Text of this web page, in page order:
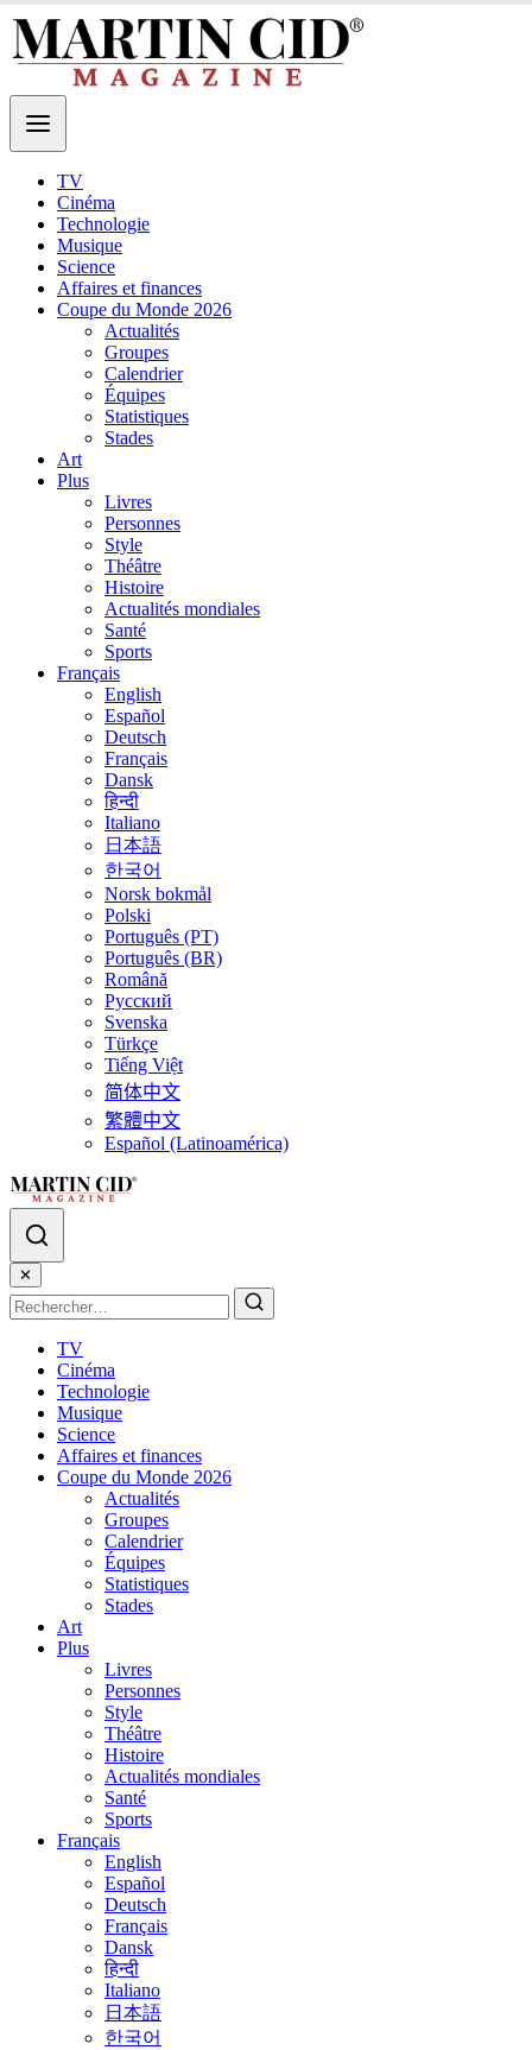
TV
Cinéma
Technologie
Musique
Science
Affaires et finances
Coupe du Monde 2026
Actualités
Groupes
Calendrier
Équipes
Statistiques
Stades
Art
Plus
Livres
Personnes
Style
Théâtre
Histoire
Actualités mondiales
Santé
Sports
Français
English
Español
Deutsch
Français
Dansk
हिन्दी
Italiano
日本語
한국어
Norsk bokmål
Polski
Português (PT)
Português (BR)
Română
Русский
Svenska
Türkçe
Tiếng Việt
简体中文
繁體中文
Español (Latinoamérica)
✕
TV
Cinéma
Technologie
Musique
Science
Affaires et finances
Coupe du Monde 2026
Actualités
Groupes
Calendrier
Équipes
Statistiques
Stades
Art
Plus
Livres
Personnes
Style
Théâtre
Histoire
Actualités mondiales
Santé
Sports
Français
English
Español
Deutsch
Français
Dansk
हिन्दी
Italiano
日本語
한국어